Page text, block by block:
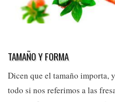
TAMAÑO Y FORMA
Dicen que el tamaño importa,
todo si nos referimos a las